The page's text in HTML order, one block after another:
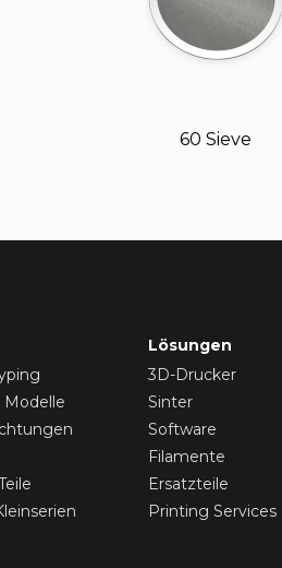
60 Sieve
Lösungen
3D-Drucker
Sinter
Software
Filamente
Ersatzteile
Printing Services